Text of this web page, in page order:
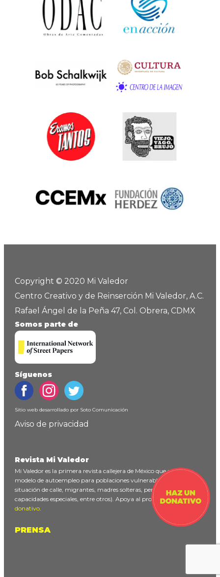
Copyright © 2020 Mi Valedor
Centro Creativo y de Reinserción Mi Valedor, A.C.
Rafael Ángel de la Peña 47, Col. Obrera, CDMX
Somos parte de
Síguenos
Sitio web desarrollado por Soto Comunicación
Aviso de privacidad
Revista Mi Valedor
Mi Valedor es la primera revista callejera de México que ofrece un
modelo de autoempleo para poblaciones vulnerables (personas en
situación de calle, migrantes, madres solteras, personas con
capacidades especiales, entre otros). Apoya al proyectohaciendo un
donativo.
PRENSA